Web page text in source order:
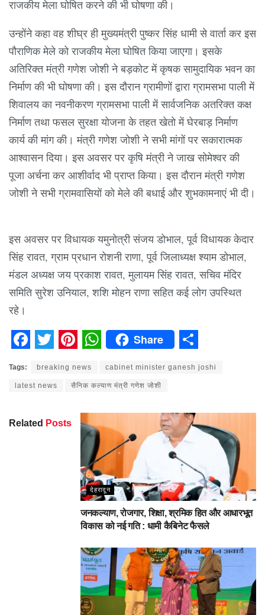
राजकीय मेला घोषित करने की भी घोषणा की।
उन्होंने कहा वह शीघ्र ही मुख्यमंत्री पुष्कर सिंह धामी से वार्ता कर इस
पौराणिक मेले को राजकीय मेला घोषित किया जाएगा। इसके
अतिरिक्त मंत्री गणेश जोशी ने बड़कोट में कृषक सामुदायिक भवन का
निर्माण की भी घोषणा की। इस दौरान ग्रामीणों द्वारा ग्रामसभा पाली में
शिवालय का नवनीकरण ग्रामसभा पाली में सार्वजनिक अतरिक्त कक्ष
निर्माण तथा फसल सुरक्षा योजना के तहत खेतो में घेरबाड़ निर्माण
कार्य की मांग की। मंत्री गणेश जोशी ने सभी मांगों पर सकारात्मक
आश्वासन दिया। इस अवसर पर कृषि मंत्री ने जाख सोमेश्वर की
पूजा अर्चना कर आशीर्वाद भी प्राप्त किया। इस दौरान मंत्री गणेश
जोशी ने सभी ग्रामवासियों को मेले की बधाई और शुभकामनाएं भी दी।
इस अवसर पर विधायक यमुनोत्री संजय डोभाल, पूर्व विधायक केदार
सिंह रावत, ग्राम प्रधान रोशनी राणा, पूर्व जिलाध्यक्ष श्याम डोभाल,
मंडल अध्यक्ष जय प्रकाश रावत, मुलायम सिंह रावत, सचिव मंदिर
समिति सुरेश उनियाल, शशि मोहन राणा सहित कई लोग उपस्थित
रहे।
Share
Tags: breaking news cabinet minister ganesh joshi
latest news सैनिक कल्याण मंत्री गणेश जोशी
Related Posts
देहरादून
जनकल्याण, रोजगार, शिक्षा, श्रमिक हित और आधारभूत
विकास को नई गति : धामी कैबिनेट फैसले